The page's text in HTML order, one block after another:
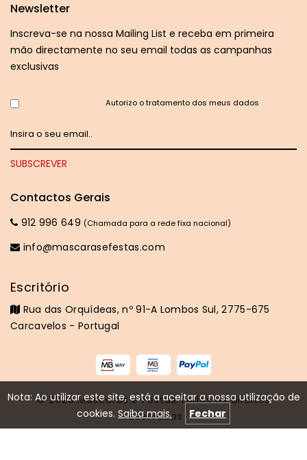
Nota: Ao utilizar este site, está a aceitar a nossa utilização de
cookies. Saiba mais. Fechar
Newsletter
Inscreva-se na nossa Mailing List e receba em primeira
mão directamente no seu email todas as campanhas
exclusivas
Autorizo o tratamento dos meus dados
Contactos Gerais
912 996 649 (Chamada para a rede fixa nacional)
info@mascarasefestas.com
Escritório
Rua das Orquídeas, nº 91-A Lombos Sul, 2775-675
Carcavelos - Portugal
© 2020Máscaras e Festas.Todos os direitos
reservados